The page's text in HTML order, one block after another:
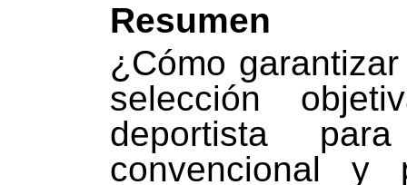
Resumen
¿Cómo
selección
deportista
convencional y